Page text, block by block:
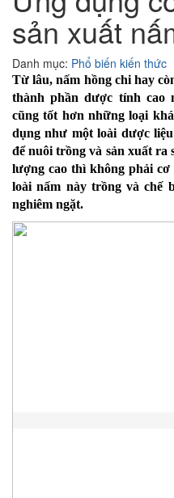
sản xuất
Danh mục: Phổ biến kiến thức
Từ lâu, nấm hồng chi hay
thành phần dược tính cao
cũng tốt hơn những loại
dụng như một loài dược
để nuôi trồng và sản xuất ra
lượng cao thì không phải
loài nấm này trồng và chế
nghiêm ngặt.